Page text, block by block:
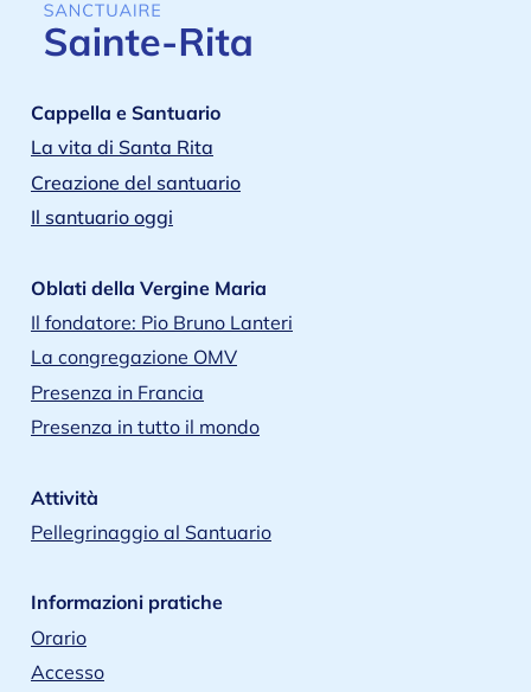
Cappella e Santuario
La vita di Santa Rita
Creazione del santuario
Il santuario oggi
Oblati della Vergine Maria
Il fondatore: Pio Bruno Lanteri
La congregazione OMV
Presenza in Francia
Presenza in tutto il mondo
Attività
Pellegrinaggio al Santuario
Informazioni pratiche
Orario
Accesso